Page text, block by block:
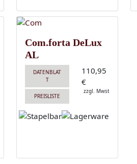
Com.forta DeLux
AL
DATENBLAT
T
PREISLISTE
110,95
€
zzgl. Mwst